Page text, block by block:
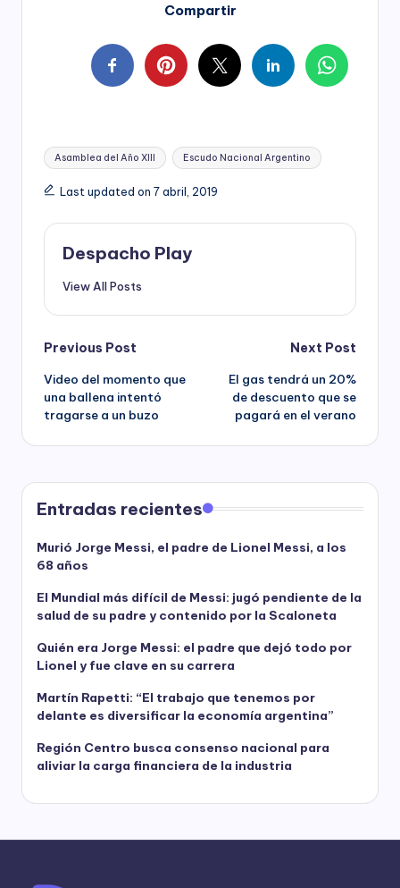
Compartir
Tags:
Asamblea del Año XIII Escudo Nacional Argentino
Last updated on 7 abril, 2019
Despacho Play
View All Posts
Post
navigation
Previous Post
Video del momento que
una ballena intentó
tragarse a un buzo
Next Post
El gas tendrá un 20%
de descuento que se
pagará en el verano
Entradas recientes
Murió Jorge Messi, el padre de Lionel Messi, a los
68 años
El Mundial más difícil de Messi: jugó pendiente de la
salud de su padre y contenido por la Scaloneta
Quién era Jorge Messi: el padre que dejó todo por
Lionel y fue clave en su carrera
Martín Rapetti: “El trabajo que tenemos por
delante es diversificar la economía argentina”
Región Centro busca consenso nacional para
aliviar la carga financiera de la industria